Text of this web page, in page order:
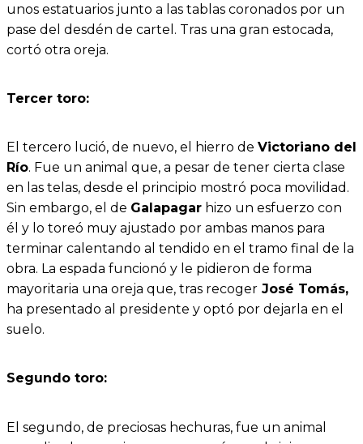
unos estatuarios junto a las tablas coronados por un
pase del desdén de cartel. Tras una gran estocada,
cortó otra oreja.
Tercer toro:
El tercero lució, de nuevo, el hierro de Victoriano del
Río. Fue un animal que, a pesar de tener cierta clase
en las telas, desde el principio mostró poca movilidad.
Sin embargo, el de Galapagar hizo un esfuerzo con
él y lo toreó muy ajustado por ambas manos para
terminar calentando al tendido en el tramo final de la
obra. La espada funcionó y le pidieron de forma
mayoritaria una oreja que, tras recoger José Tomás,
ha presentado al presidente y optó por dejarla en el
suelo.
Segundo toro:
El segundo, de preciosas hechuras, fue un animal